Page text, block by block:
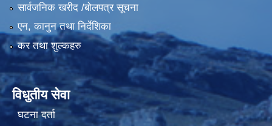
सार्वजनिक खरीद /बोलपत्र सूचना
एन, कानुन तथा निर्देशिका
कर तथा शुल्कहरु
विधुतीय सेवा
घटना दर्ता